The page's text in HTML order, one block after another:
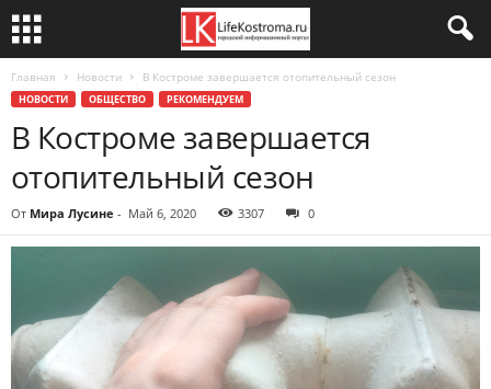
Главная Новости В Костроме завершается отопительный сезон
НОВОСТИ ОБЩЕСТВО РЕКОМЕНДУЕМ
В Костроме завершается
отопительный сезон
От Мира Лусине - Май 6, 2020 3307 0